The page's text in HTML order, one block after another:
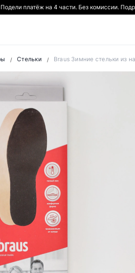
Подели платёж на 4 части. Без комиссии.
Стельки Braus Зимние стельки из